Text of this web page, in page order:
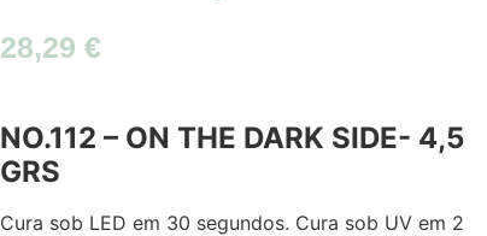
28,29 €
NO.112 – ON THE DARK SIDE- 4,5
GRS
Cura sob LED em 30 segundos. Cura sob UV em 2